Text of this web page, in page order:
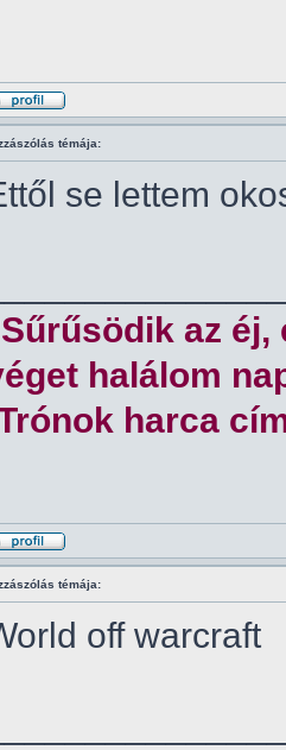
témája:
se lettem
az éj,
halálom
harca
témája:
off warcraft